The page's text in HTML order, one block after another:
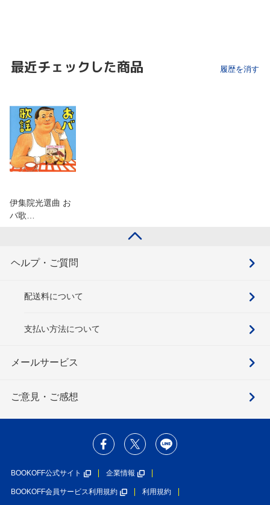
最近チェックした商品 履歴を消す
伊集院光選曲 お
バ歌…
ヘルプ・ご質問
配送料について
支払い方法について
メールサービス
ご意見・ご感想
BOOKOFF公式サイト 企業情報
BOOKOFF会員サービス利用規約 利用規約